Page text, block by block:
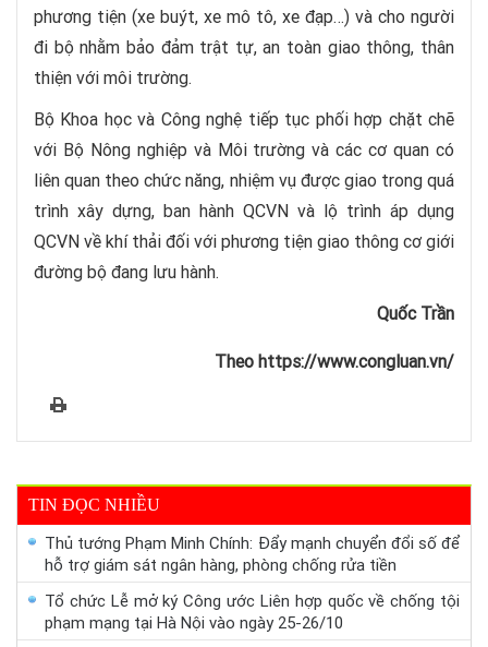
phương tiện (xe buýt, xe mô tô, xe đạp…) và cho người
đi bộ nhằm bảo đảm trật tự, an toàn giao thông, thân
thiện với môi trường.
Bộ Khoa học và Công nghệ tiếp tục phối hợp chặt chẽ
với Bộ Nông nghiệp và Môi trường và các cơ quan có
liên quan theo chức năng, nhiệm vụ được giao trong quá
trình xây dựng, ban hành QCVN và lộ trình áp dụng
QCVN về khí thải đối với phương tiện giao thông cơ giới
đường bộ đang lưu hành.
Quốc Trần
Theo https://www.congluan.vn/
TIN ĐỌC NHIỀU
Thủ tướng Phạm Minh Chính: Đẩy mạnh chuyển đổi số để
hỗ trợ giám sát ngân hàng, phòng chống rửa tiền
Tổ chức Lễ mở ký Công ước Liên hợp quốc về chống tội
phạm mạng tại Hà Nội vào ngày 25-26/10